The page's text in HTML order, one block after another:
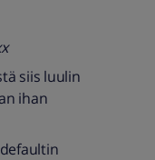
siis luulin
ihan